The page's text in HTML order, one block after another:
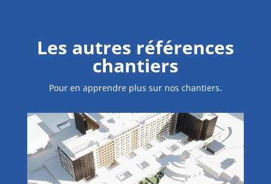
Les autres références
chantiers
Pour en apprendre plus sur nos chantiers.